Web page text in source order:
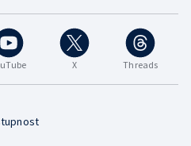
X Threads